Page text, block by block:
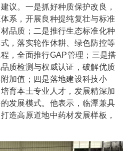
议。一是抓好种质保护改良，
系，开展良种提纯复壮与标准
品质；二是推行生态标准化种
，落实轮作休耕、绿色防控等
，全面推行GAP管理；三是搭
质检测与权威认证，破解优质
加值；四是落地建设科技小
育本土专业人才，发展精深加
发展模式。他表示，临潭兼具
造高原道地中药材发展样板，